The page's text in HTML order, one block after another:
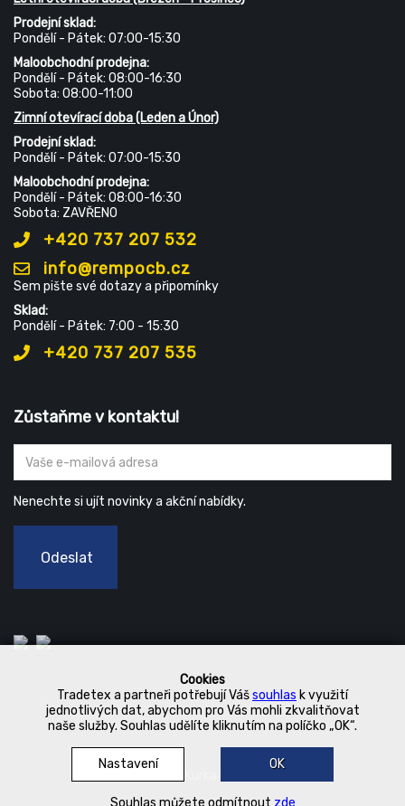
Cookies
Tradetex a partneři potřebují Vášsouhlas k využití
jednotlivých dat, abychom pro Vás mohli zkvalitňovat
naše služby. Souhlas udělíte kliknutím na políčko „OK“.
Nastavení OK
Souhlas můžete odmítnout zde
Prodejní sklad:
Pondělí - Pátek: 07:00-15:30
Maloobchodní prodejna:
Pondělí - Pátek: 08:00-16:30
Sobota: 08:00-11:00
Zimní otevírací doba (Leden a Únor)
Prodejní sklad:
Pondělí - Pátek: 07:00-15:30
Maloobchodní prodejna:
Pondělí - Pátek: 08:00-16:30
Sobota: ZAVŘENO
+420 737 207 532
info@rempocb.cz
Sem pište své dotazy a připomínky
Sklad:
Pondělí - Pátek: 7:00 - 15:30
+420 737 207 535
Zůstaňme v kontaktu!
Nenechte si ujít novinky a akční nabídky.
Odeslat